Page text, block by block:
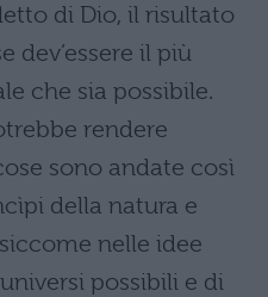
di Dio, il risultato
dev’essere il più
che sia possibile.
rendere
sono andate così
della natura e
nelle idee
possibili e di